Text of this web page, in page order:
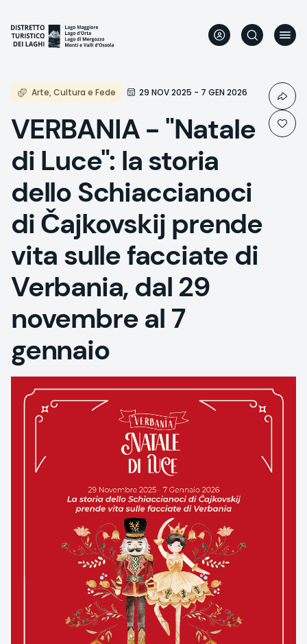
main
content
Arte, Cultura e Fede 29 NOV 2025 - 7 GEN 2026
VERBANIA - "Natale
di Luce": la storia
dello Schiaccianoci
di Čajkovskij prende
vita sulle facciate di
Verbania, dal 29
novembre al 7
gennaio